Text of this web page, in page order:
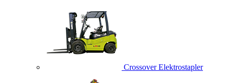
Crossover Elektrostapler